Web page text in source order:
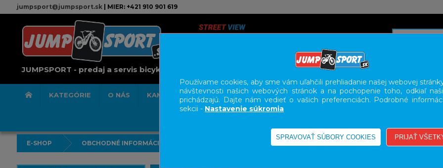
jumpsport@jumpsport.sk| MIER: +421 910 901 619
JUMPSPORT - predaj a servis bicyklov
KATEGÓRIE O NÁS KAMENNÁ PREDAJNA SERVIS SLUŽBY KARIÉRA BODY GEOMETRY
E-SHOP OBCHODNÉ INFORMÁCIE SKISERVIS - SERVIS SNOWBOARDOV
Používame cookies, aby sme vám uľahčili prehliadanie našej webovej
návštevnosti našich webových stránok a na pochopenie toho, odkiaľ
prichádzajú. Dajte nám vedieť o vašich preferenciách. Podrobné
sekcii - Nastavenie súkromia